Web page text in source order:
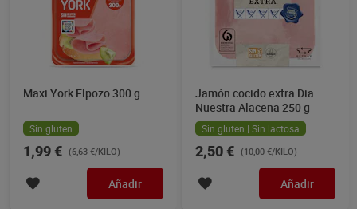
Maxi York Elpozo 300 g
Sin gluten
1,99 € (6,63 €/KILO)
Añadir
Jamón cocido extra Dia
Nuestra Alacena 250 g
Sin gluten | Sin lactosa
2,50 € (10,00 €/KILO)
Añadir